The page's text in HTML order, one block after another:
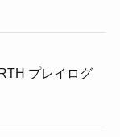
プレイログ